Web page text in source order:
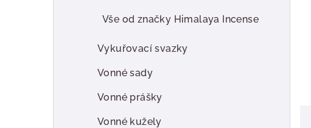
Vše od značky Himalaya Incense
Vykuřovací svazky
Vonné sady
Vonné prášky
Vonné kužely